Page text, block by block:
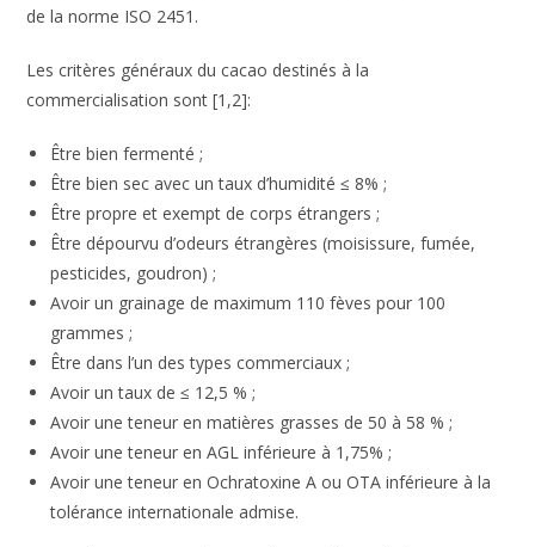
de la norme ISO 2451.
Les critères généraux du cacao destinés à la
commercialisation sont [1,2]:
Être bien fermenté ;
Être bien sec avec un taux d’humidité ≤ 8% ;
Être propre et exempt de corps étrangers ;
Être dépourvu d’odeurs étrangères (moisissure, fumée,
pesticides, goudron) ;
Avoir un grainage de maximum 110 fèves pour 100
grammes ;
Être dans l’un des types commerciaux ;
Avoir un taux de ≤ 12,5 % ;
Avoir une teneur en matières grasses de 50 à 58 % ;
Avoir une teneur en AGL inférieure à 1,75% ;
Avoir une teneur en Ochratoxine A ou OTA inférieure à la
tolérance internationale admise.